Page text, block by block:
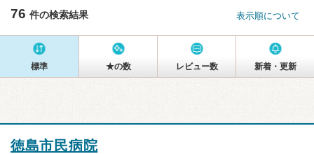
76 件の検索結果 表示順について
標準 ★の数 レビュー数 新着・更新
徳島市民病院